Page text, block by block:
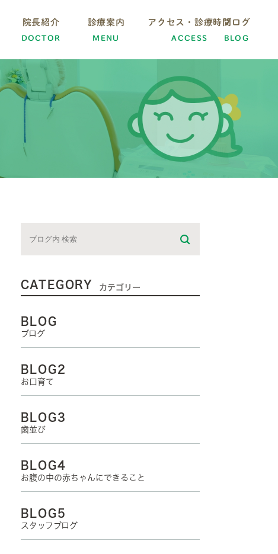
院長紹介
DOCTOR
診療案内
MENU
アクセス・診療時間
ACCESS
ブログ
BLOG
CATEGORY カテゴリー
BLOG
ブログ
BLOG2
お口育て
BLOG3
歯並び
BLOG4
お腹の中の赤ちゃんにできること
BLOG5
スタッフブログ